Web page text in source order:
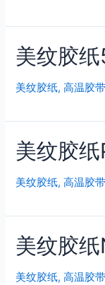
美纹胶
美纹胶纸,高温胶带
美纹胶纸
美纹胶纸,高温胶带
美纹胶
美纹胶纸,高温胶带